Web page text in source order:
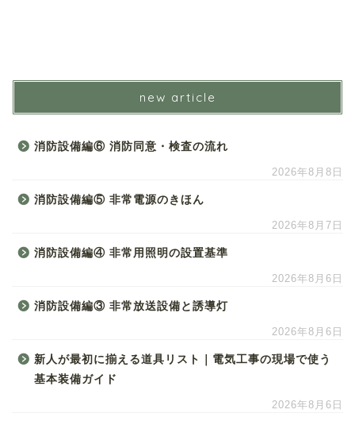
new article
消防設備編⑥ 消防同意・検査の流れ
2026年8月8日
消防設備編⑤ 非常電源のきほん
2026年8月7日
消防設備編④ 非常用照明の設置基準
2026年8月6日
消防設備編③ 非常放送設備と誘導灯
2026年8月6日
新人が最初に揃える道具リスト｜電気工事の現場で使う
基本装備ガイド
2026年8月6日